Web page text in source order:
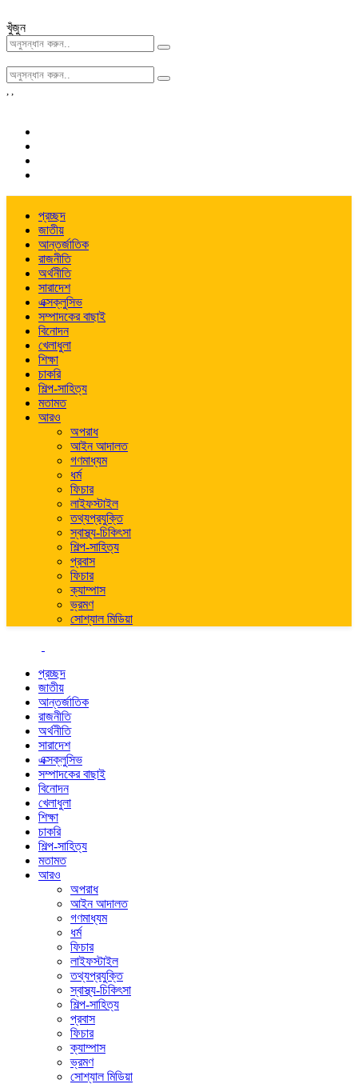
খুঁজুন
, ,
প্রচ্ছদ
জাতীয়
আন্তর্জাতিক
রাজনীতি
অর্থনীতি
সারাদেশ
এক্সক্লুসিভ
সম্পাদকের বাছাই
বিনোদন
খেলাধুলা
শিক্ষা
চাকরি
শিল্প-সাহিত্য
মতামত
আরও
অপরাধ
আইন আদালত
গণমাধ্যম
ধর্ম
ফিচার
লাইফস্টাইল
তথ্যপ্রযুক্তি
স্বাস্থ্য-চিকিৎসা
শিল্প-সাহিত্য
প্রবাস
ফিচার
ক্যাম্পাস
ভ্রমণ
সোশ্যাল মিডিয়া
প্রচ্ছদ
জাতীয়
আন্তর্জাতিক
রাজনীতি
অর্থনীতি
সারাদেশ
এক্সক্লুসিভ
সম্পাদকের বাছাই
বিনোদন
খেলাধুলা
শিক্ষা
চাকরি
শিল্প-সাহিত্য
মতামত
আরও
অপরাধ
আইন আদালত
গণমাধ্যম
ধর্ম
ফিচার
লাইফস্টাইল
তথ্যপ্রযুক্তি
স্বাস্থ্য-চিকিৎসা
শিল্প-সাহিত্য
প্রবাস
ফিচার
ক্যাম্পাস
ভ্রমণ
সোশ্যাল মিডিয়া